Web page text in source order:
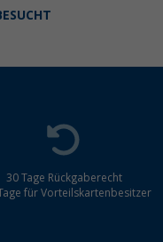
30 Tage Rückgaberecht
für Vorteilskartenbesitzer